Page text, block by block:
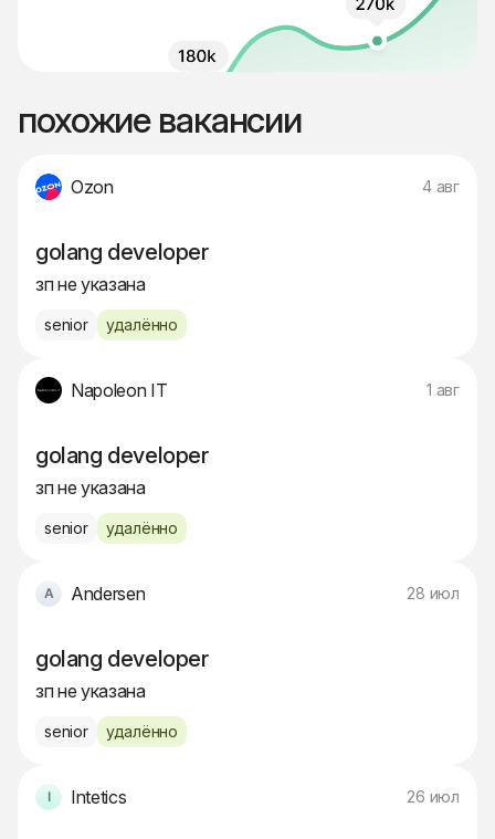
похожие вакансии
Ozon 4 авг
golang developer
зп не указана
senior удалённо
Napoleon IT 1 авг
golang developer
зп не указана
senior удалённо
Andersen 28 июл
golang developer
зп не указана
senior удалённо
Intetics 26 июл